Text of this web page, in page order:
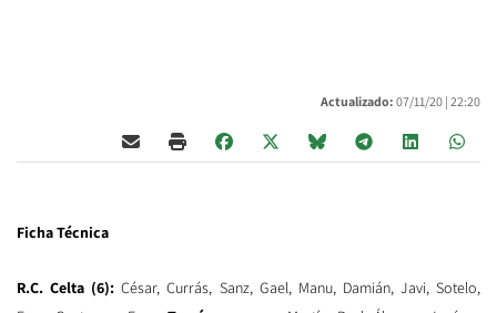
Actualizado: 07/11/20 | 22:20
Ficha Técnica
R.C. Celta (6): César, Currás, Sanz, Gael, Manu, Damián, Javi, Sotelo,